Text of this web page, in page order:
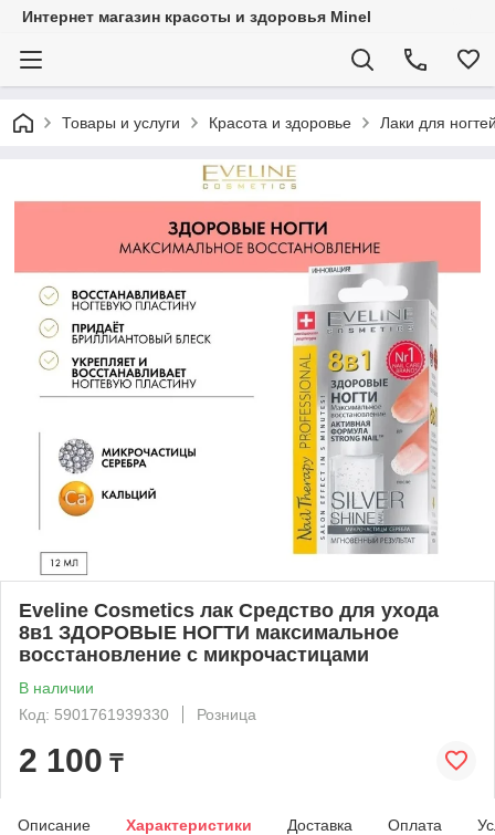
Интернет магазин красоты и здоровья Minel
Товары и услуги Красота и здоровье Лаки для
Eveline Cosmetics лак Средство для ухода
8в1 ЗДОРОВЫЕ НОГТИ максимальное
восстановление с микрочастицами
В наличии
Код: 5901761939330
Розница
2 100 ₸
Описание Характеристики Доставка Оплата